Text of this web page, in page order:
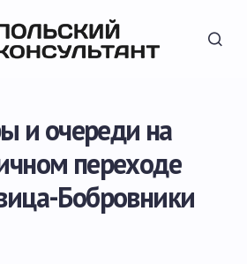
и очереди на
переходе
Бобровники